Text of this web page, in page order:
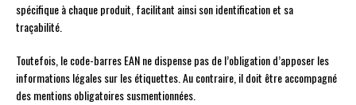
spécifique à chaque produit, facilitant ainsi son identification et sa
traçabilité.
Toutefois, le code-barres EAN ne dispense pas de l’obligation d’apposer les
informations légales sur les étiquettes. Au contraire, il doit être accompagné
des mentions obligatoires susmentionnées.